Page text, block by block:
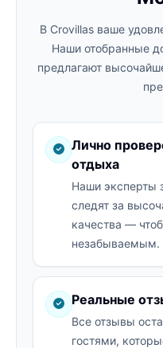
В Crovillas ваше
Наши отобранные
предлагают
Лично
отдыха
Наши эксперты
следят за
качества —
незабываемым.
Реальные
Все отзывы
гостями,